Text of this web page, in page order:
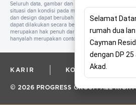
Seluruh data, gambar dan tulisan yang tercantum
situasi dan kondisi pada masa persiapan. Untuk
dan design dapat berubah sewaktu-waktu tanpa
dapat dilakukan secara bertahap sesuai dengan
merupakan hak penuh dari pengembang. Seluruh
hanyalah merupakan contoh dan bukan
KARIR KORPORAT
© 2026 PROGRESS GROUP. ALL
Selamat
rumah dua
Cayman
dengan DP
Akad.